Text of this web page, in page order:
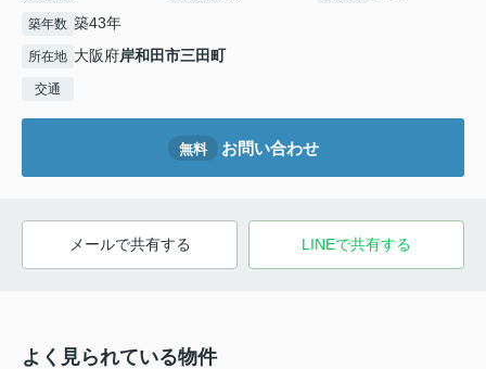
築年数 築43年
所在地 大阪府岸和田市三田町
交通
無料 お問い合わせ
メールで共有する LINEで共有する
よく見られている物件